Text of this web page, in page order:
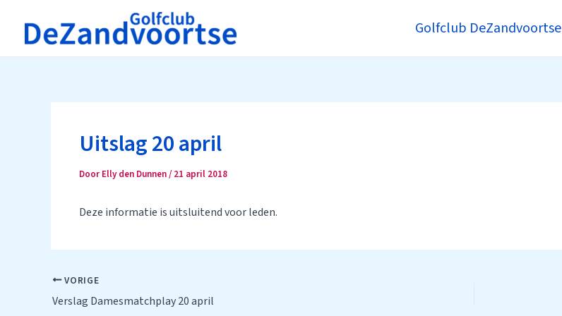
Golfclub DeZandvoortse
Uitslag 20 april
Door Elly den Dunnen/ 21 april 2018
Deze informatie is uitsluitend voor leden.
Bericht
navigatie
VORIGE
Verslag Damesmatchplay 20 april